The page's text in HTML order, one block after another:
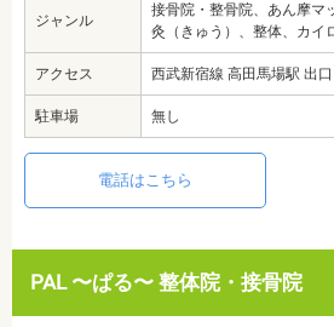
ジャンル
接骨院・整骨院、あん摩マ
灸（きゅう）、整体、カイ
アクセス 西武新宿線 高田馬場駅 出
駐車場 無し
電話はこちら
PAL 〜ぱる〜 整体院・接骨院